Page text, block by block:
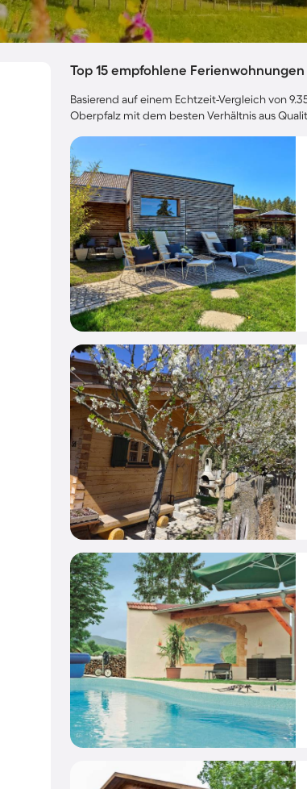
Top 15 empfohlene
Basierend auf einem Echtzeit-Vergleich von
Oberpfalz mit dem besten Verhältnis aus